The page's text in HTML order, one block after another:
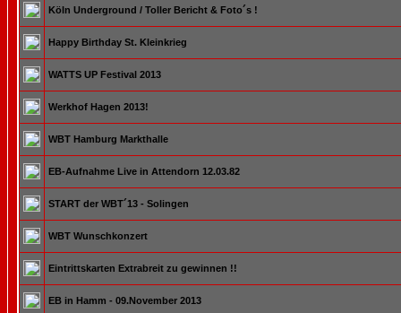
Köln Underground / Toller Bericht & Foto´s !
Happy Birthday St. Kleinkrieg
WATTS UP Festival 2013
Werkhof Hagen 2013!
WBT Hamburg Markthalle
EB-Aufnahme Live in Attendorn 12.03.82
START der WBT´13 - Solingen
WBT Wunschkonzert
Eintrittskarten Extrabreit zu gewinnen !!
EB in Hamm - 09.November 2013